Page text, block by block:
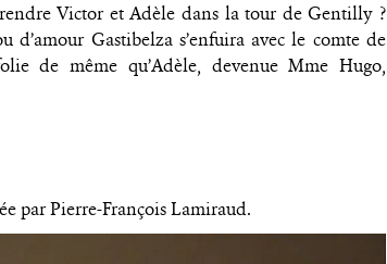
Victor et Adèle dans la tour de Gentilly ?
Gastibelza s’enfuira avec le comte de
de même qu’Adèle, devenue Mme Hugo,
par Pierre-François Lamiraud.